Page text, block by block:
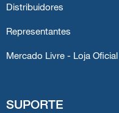
Distribuidores
Representantes
Mercado Livre - Loja Oficial
SUPORTE